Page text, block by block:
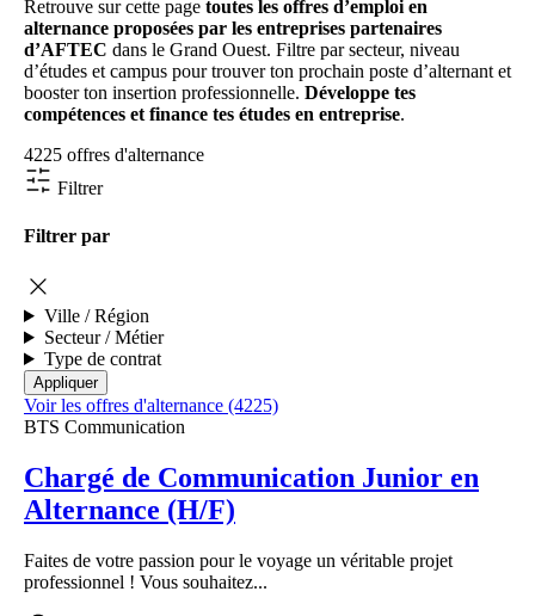
Retrouve sur cette page toutes les offres d’emploi en
alternance proposées par les entreprises partenaires
d’AFTEC dans le Grand Ouest. Filtre par secteur, niveau
d’études et campus pour trouver ton prochain poste d’alternant et
booster ton insertion professionnelle. Développe tes
compétences et finance tes études en entreprise.
4225 offres d'alternance
Filtrer
Filtrer par
Ville / Région
Secteur / Métier
Type de contrat
Voir les offres d'alternance (4225)
BTS Communication
Chargé de Communication Junior en
Alternance (H/F)
Faites de votre passion pour le voyage un véritable projet
professionnel ! Vous souhaitez...